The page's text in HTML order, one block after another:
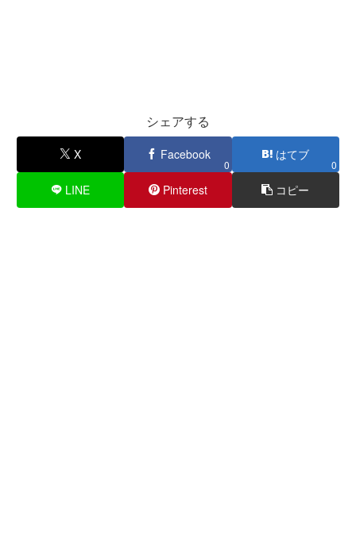
シェアする
X Facebook
0
はてブ
0
LINE Pinterest コピー